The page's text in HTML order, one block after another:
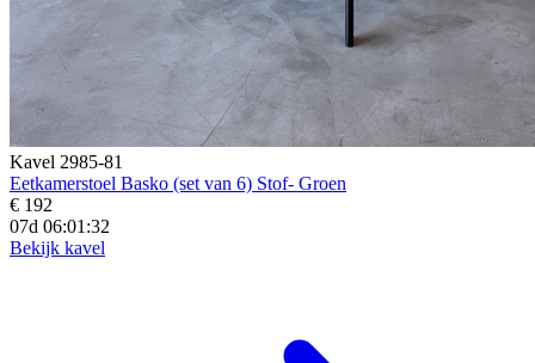
Kavel 2985-81
Eetkamerstoel Basko (set van 6) Stof- Groen
€ 192
07d 06:01:31
Bekijk kavel